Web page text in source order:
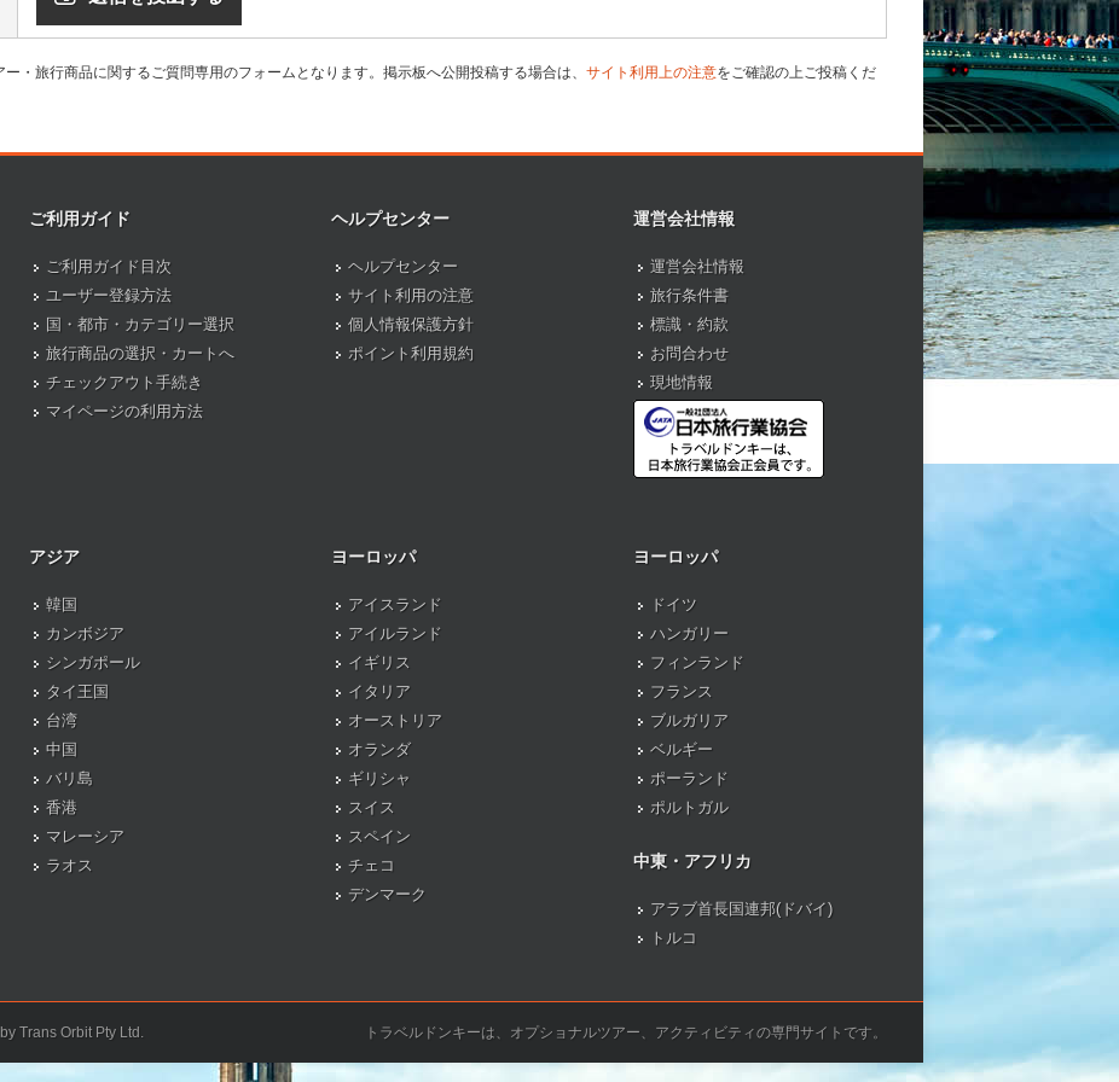
・旅行商品に関するご質問専用のフォームとなります。掲示板へ公開投稿する場合は、 サイト利用上の注意をご確認の上ご投稿くだ
ご利用ガイド
ご利用ガイド目次
ユーザー登録方法
国・都市・カテゴリー選択
旅行商品の選択・カートへ
チェックアウト手続き
マイページの利用方法
ヘルプセンター
ヘルプセンター
サイト利用の注意
個人情報保護方針
ポイント利用規約
運営会社情報
運営会社情報
旅行条件書
標識・約款
お問合わせ
現地情報
アジア
韓国
カンボジア
シンガポール
タイ王国
台湾
中国
バリ島
香港
マレーシア
ラオス
ヨーロッパ
アイスランド
アイルランド
イギリス
イタリア
オーストリア
オランダ
ギリシャ
スイス
スペイン
チェコ
デンマーク
ヨーロッパ
ドイツ
ハンガリー
フィンランド
フランス
ブルガリア
ベルギー
ポーランド
ポルトガル
中東・アフリカ
アラブ首長国連邦(ドバイ)
トルコ
Trans Orbit Pty Ltd. トラベルドンキーは、オプショナルツアー、アクティビティの専門サイトです。